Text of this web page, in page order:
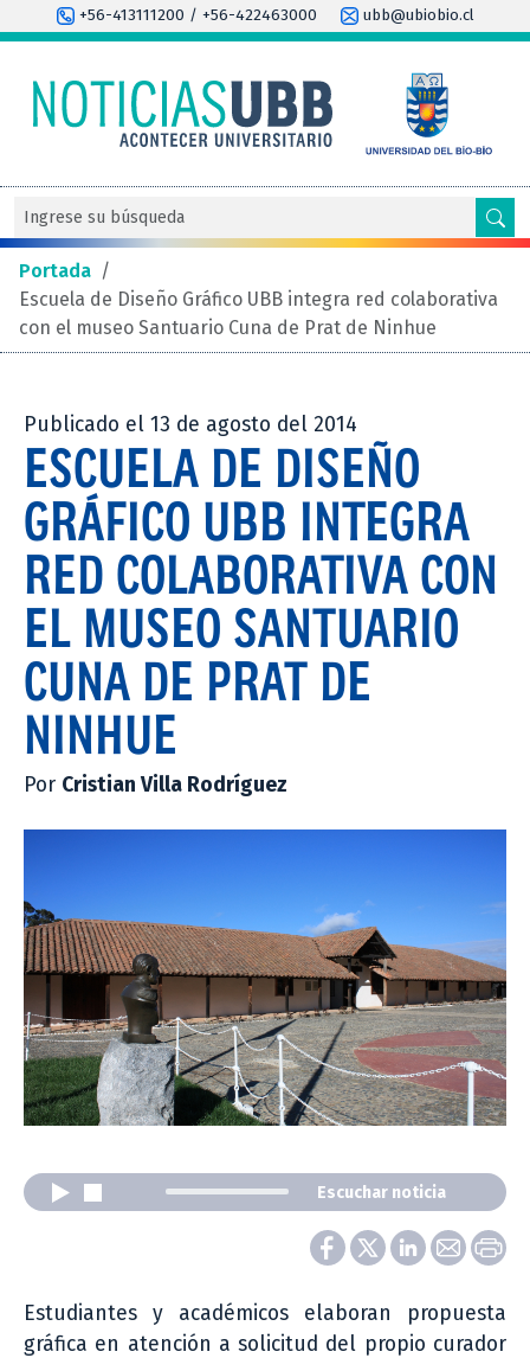
+56-413111200 / +56-422463000 ubb@ubiobio.cl
Portada /
Escuela de Diseño Gráfico UBB integra red colaborativa
con el museo Santuario Cuna de Prat de Ninhue
Publicado el 13 de agosto del 2014
ESCUELA DE DISEÑO
GRÁFICO UBB INTEGRA
RED COLABORATIVA CON
EL MUSEO SANTUARIO
CUNA DE PRAT DE
NINHUE
Por Cristian Villa Rodríguez
Escuchar noticia
Estudiantes y académicos elaboran propuesta
gráfica en atención a solicitud del propio curador